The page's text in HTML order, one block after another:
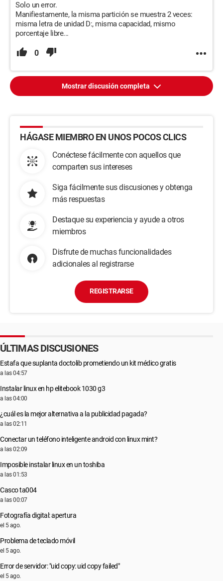
Solo un error.
Manifiestamente, la misma partición se muestra 2 veces:
misma letra de unidad D:, misma capacidad, mismo
porcentaje libre...
0
Mostrar discusión completa
HÁGASE MIEMBRO EN UNOS POCOS CLICS
Conéctese fácilmente con aquellos que
comparten sus intereses
Siga fácilmente sus discusiones y obtenga
más respuestas
Destaque su experiencia y ayude a otros
miembros
Disfrute de muchas funcionalidades
adicionales al registrarse
REGISTRARSE
ÚLTIMAS DISCUSIONES
Estafa que suplanta doctolib prometiendo un kit médico gratis
a las 04:57
Instalar linux en hp elitebook 1030 g3
a las 04:00
¿cuál es la mejor alternativa a la publicidad pagada?
a las 02:11
Conectar un teléfono inteligente android con linux mint?
a las 02:09
Imposible instalar linux en un toshiba
a las 01:53
Casco ta004
a las 00:07
Fotografía digital: apertura
el 5 ago.
Problema de teclado móvil
el 5 ago.
Error de servidor: "uid copy: uid copy failed"
el 5 ago.